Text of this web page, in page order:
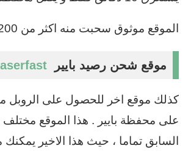
الموقع موثوق سحبت منه اكثر من 200 مرة .
موقع شحن رصيد بايير
كذلك موقع اخر للحصول على الروبل
على محفظة بايير . هذا الموقع
السابق تماما ، حيث هذا الاخير